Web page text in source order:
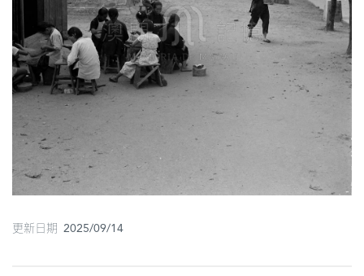
更新日期 2025/09/14